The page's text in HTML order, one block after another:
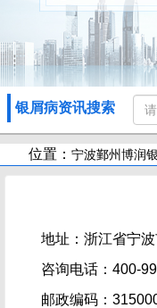
银屑病资讯搜索
位置： 宁波鄞州博润
地址：浙江省宁波
咨询电话：400-
邮政编码：